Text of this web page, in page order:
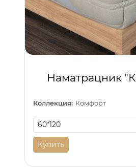
Наматрацник
Коллекция: Комфорт
Купить